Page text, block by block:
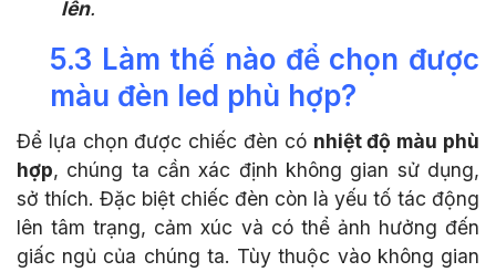
lên.
5.3 Làm thế nào để chọn được
màu đèn led phù hợp?
Để lựa chọn được chiếc đèn có nhiệt độ màu phù
hợp, chúng ta cần xác định không gian sử dụng,
sở thích. Đặc biệt chiếc đèn còn là yếu tố tác động
lên tâm trạng, cảm xúc và có thể ảnh hưởng đến
giấc ngủ của chúng ta. Tùy thuộc vào không gian